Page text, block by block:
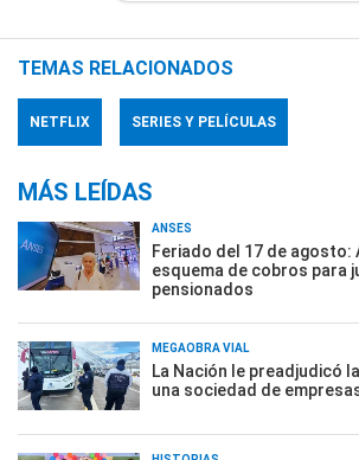
TEMAS RELACIONADOS
NETFLIX SERIES Y PELÍCULAS
MÁS LEÍDAS
ANSES
Feriado del 17 de agosto:
esquema de cobros para
pensionados
MEGAOBRA VIAL
La Nación le preadjudicó
una sociedad de